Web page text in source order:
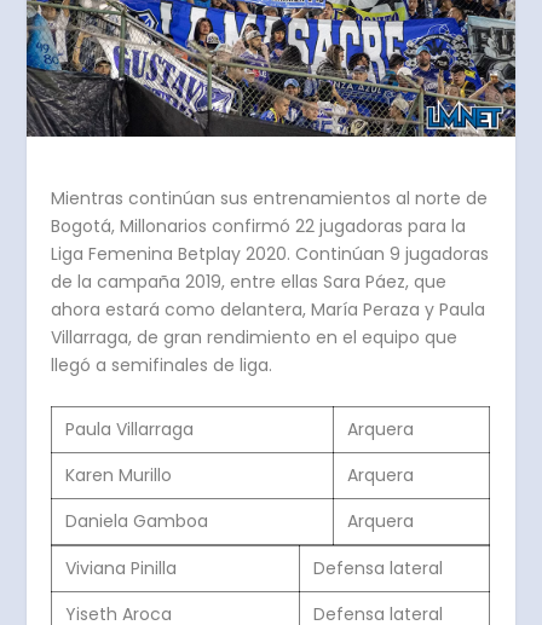
Mientras continúan sus entrenamientos al norte de
Bogotá, Millonarios confirmó 22 jugadoras para la
Liga Femenina Betplay 2020. Continúan 9 jugadoras
de la campaña 2019, entre ellas Sara Páez, que
ahora estará como delantera, María Peraza y Paula
Villarraga, de gran rendimiento en el equipo que
llegó a semifinales de liga.
Paula Villarraga
Arquera
Karen Murillo
Arquera
Daniela Gamboa
Arquera
Viviana Pinilla
Defensa lateral
Yiseth Aroca
Defensa lateral